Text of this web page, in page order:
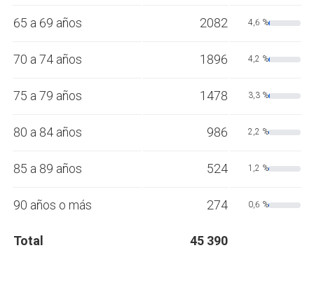
65 a 69 años 2082 4,6 %
70 a 74 años 1896 4,2 %
75 a 79 años 1478 3,3 %
80 a 84 años 986 2,2 %
85 a 89 años 524 1,2 %
90 años o más 274 0,6 %
Total 45 390